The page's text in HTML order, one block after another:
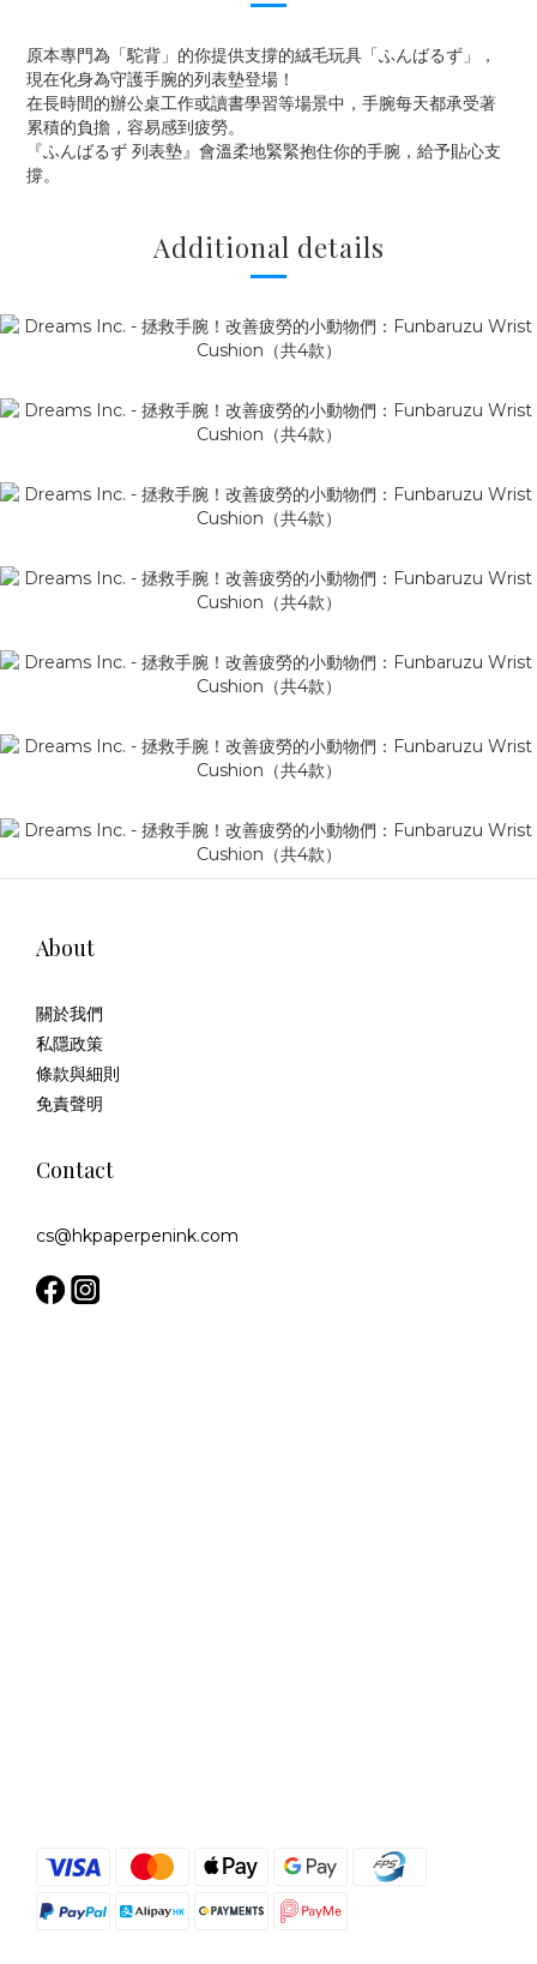
原本專門為「駝背」的你提供支撐的絨毛玩具「ふんばるず」，
現在化身為守護手腕的列表墊登場！
在長時間的辦公桌工作或讀書學習等場景中，手腕每天都承受著
累積的負擔，容易感到疲勞。
『ふんばるず 列表墊』會溫柔地緊緊抱住你的手腕，給予貼心支
撐。
Additional details
About
關於我們
私隱政策
條款與細則
免責聲明
Contact
cs@hkpaperpenink.com